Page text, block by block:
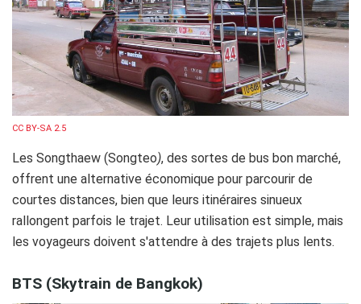
CC BY-SA 2.5
Les Songthaew (Songteo), des sortes de bus bon marché,
offrent une alternative économique pour parcourir de
courtes distances, bien que leurs itinéraires sinueux
rallongent parfois le trajet. Leur utilisation est simple, mais
les voyageurs doivent s'attendre à des trajets plus lents.
BTS (Skytrain de Bangkok)